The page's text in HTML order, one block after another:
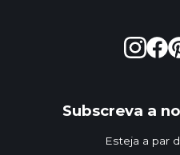
Subscreva a
Esteja a par